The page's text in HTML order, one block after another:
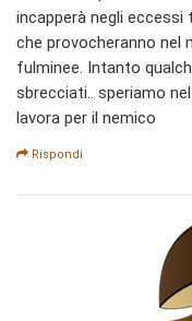
incapperà negli eccessi
che provocheranno nel
fulminee. Intanto
sbrecciati.. speriamo
lavora per il nemico
Rispondi